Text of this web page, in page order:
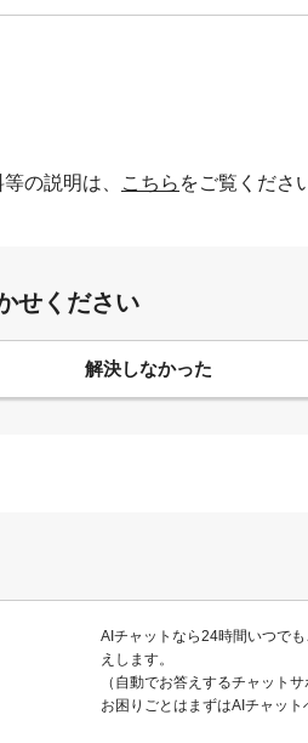
の説明は、 こちら をご覧くださ
せください
解決しなかった
AIチャットなら24時間いつで
えします。
（自動でお答えするチャットサ
お困りごとはまずはAIチャット